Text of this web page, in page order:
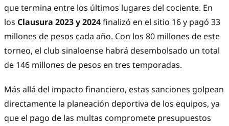
que termina entre los últimos lugares del cociente. En
los Clausura 2023 y 2024finalizó en el sitio 16 y pagó 33
millones de pesos cada año. Con los 80 millones de este
torneo, el club sinaloense habrá desembolsado un total
de 146 millones de pesos en tres temporadas.
Más allá del impacto financiero, estas sanciones golpean
directamente la planeación deportiva de los equipos, ya
que el pago de las multas compromete presupuestos